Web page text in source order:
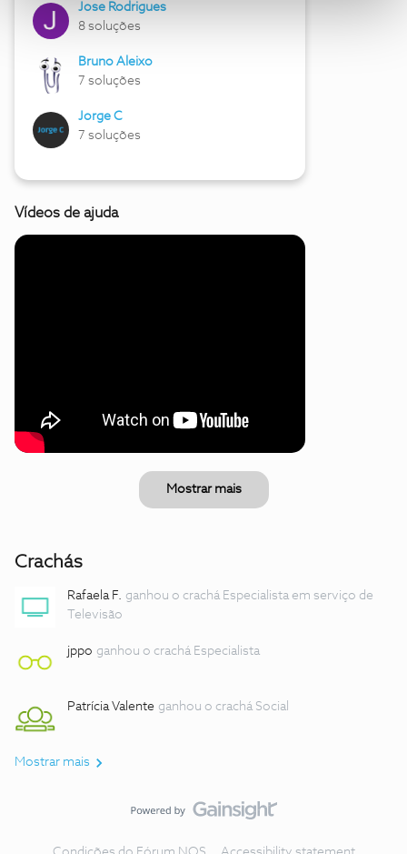
Jose Rodrigues
8 soluções
Bruno Aleixo
7 soluções
Jorge C
7 soluções
Vídeos de ajuda
Mostrar mais
Crachás
Rafaela F. ganhou o crachá Especialista em serviço de
Televisão
jppo ganhou o crachá Especialista
Patrícia Valente ganhou o crachá Social
Mostrar mais